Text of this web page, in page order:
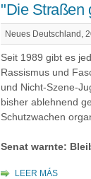
"Die Straßen
Neues Deutschland,
Seit 1989 gibt es
Rassismus und
und Nicht-Szene-
bisher ablehnend
Schutzwachen
Senat warnte:
LEER MÁS